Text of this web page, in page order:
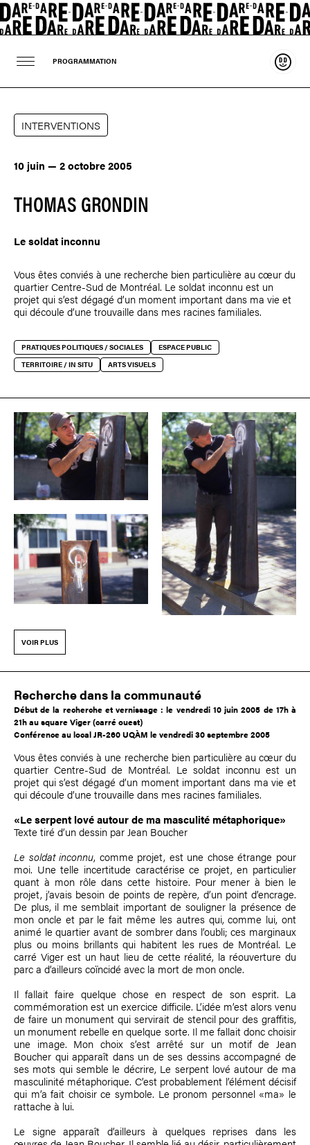
PROGRAMMATION
INTERVENTIONS
10 juin — 2 octobre 2005
THOMAS GRONDIN
Le soldat inconnu
Vous êtes conviés à une recherche bien particulière au cœur du
quartier Centre-Sud de Montréal. Le soldat inconnu est un
projet qui s’est dégagé d’un moment important dans ma vie et
qui découle d’une trouvaille dans mes racines familiales.
PRATIQUES POLITIQUES / SOCIALES
ESPACE PUBLIC
TERRITOIRE / IN SITU
ARTS VISUELS
VOIR PLUS
Recherche dans la communauté
Début de la recherche et vernissage : le vendredi 10 juin 2005 de 17h à
21h au square Viger (carré ouest)
Conférenceau local JR-260 UQÀM le vendredi 30 septembre 2005
Vous êtes conviés à une recherche bien particulière au cœur du
quartier Centre-Sud de Montréal. Le soldat inconnu est un
projet qui s’est dégagé d’un moment important dans ma vie et
qui découle d’une trouvaille dans mes racines familiales.
«Le serpent lové autour de ma masculité métaphorique»
Texte tiré d’un dessin par Jean Boucher
Le soldat inconnu, comme projet, est une chose étrange pour
moi. Une telle incertitude caractérise ce projet, en particulier
quant à mon rôle dans cette histoire. Pour mener à bien le
projet, j’avais besoin de points de repère, d’un point d’encrage.
De plus, il me semblait important de souligner la présence de
mon oncle et par le fait même les autres qui, comme lui, ont
animé le quartier avant de sombrer dans l’oubli; ces marginaux
plus ou moins brillants qui habitent les rues de Montréal. Le
carré Viger est un haut lieu de cette réalité, la réouverture du
parc a d’ailleurs coïncidé avec la mort de mon oncle.
Il fallait faire quelque chose en respect de son esprit. La
commémoration est un exercice difficile. L’idée m’est alors venu
de faire un monument qui servirait de stencil pour des graffitis,
un monument rebelle en quelque sorte. Il me fallait donc choisir
une image. Mon choix s’est arrêté sur un motif de Jean
Boucher qui apparaît dans un de ses dessins accompagné de
ses mots qui semble le décrire, Le serpent lové autour de ma
masculinité métaphorique. C’est probablement l’élément décisif
qui m’a fait choisir ce symbole. Le pronom personnel «ma» le
rattache à lui.
Le signe apparaît d’ailleurs à quelques reprises dans les